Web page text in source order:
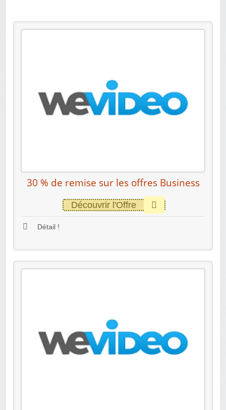
30 % de remise sur les offres Business
Découvrir l'Offre
Détail !